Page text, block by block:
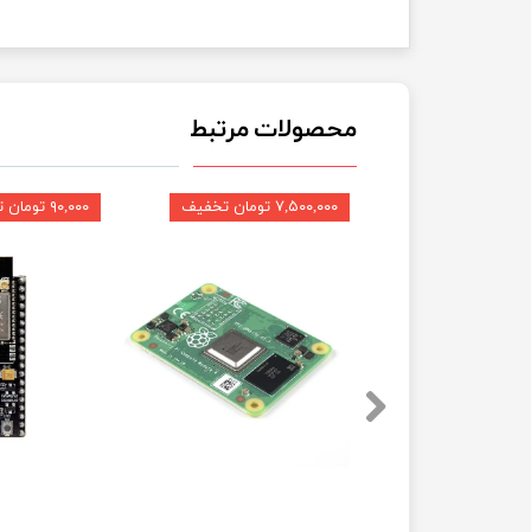
محصولات مرتبط
۹۰,۰۰۰ تومان تخفیف ۷,۵۰۰,۰۰۰ تومان تخفیف